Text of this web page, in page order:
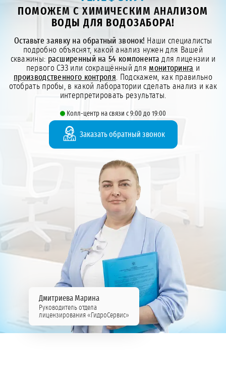
ПОМОЖЕМ С ХИМИЧЕСКИМ АНАЛИЗОМ
ВОДЫ ДЛЯ ВОДОЗАБОРА!
Оставьте заявку на обратный звонок! Наши специалисты
подробно объяснят, какой анализ нужен для Вашей
скважины: расширенный на 54 компонента для лицензии и
первого СЭЗ или сокращённый для мониторинга и
производственного контроля . Подскажем, как правильно
отобрать пробы, в какой лаборатории сделать анализ и как
интерпретировать результаты.
Колл-центр на связи с 9:00 до 19:00
Заказать обратный звонок
Дмитриева Марина
Руководитель отдела
лицензирования «ГидроСервис»